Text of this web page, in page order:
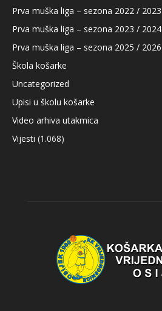
Prva muška liga – sezona 2022 / 2023
Prva muška liga – sezona 2023 / 2024
Prva muška liga – sezona 2025 / 2026
Škola košarke
Uncategorized
Upisi u školu košarke
Video arhiva utakmica
Vijesti (1.068)